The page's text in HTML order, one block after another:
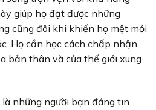
giúp họ đạt được những
cũng đôi khi khiến họ mệt mỏi
Họ cần học cách chấp nhận
bản thân và của thế giới xung
những người bạn đáng tin